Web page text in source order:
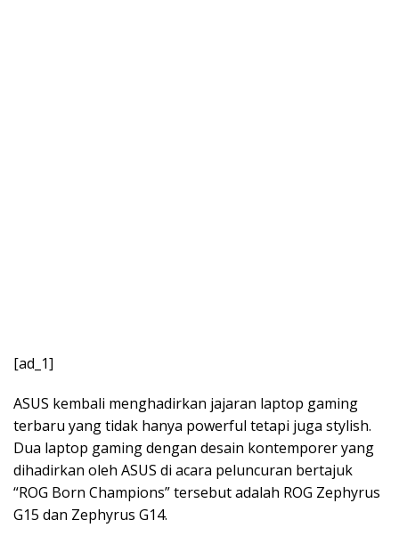
[ad_1]
ASUS kembali menghadirkan jajaran laptop gaming
terbaru yang tidak hanya powerful tetapi juga stylish.
Dua laptop gaming dengan desain kontemporer yang
dihadirkan oleh ASUS di acara peluncuran bertajuk
“ROG Born Champions” tersebut adalah ROG Zephyrus
G15 dan Zephyrus G14.